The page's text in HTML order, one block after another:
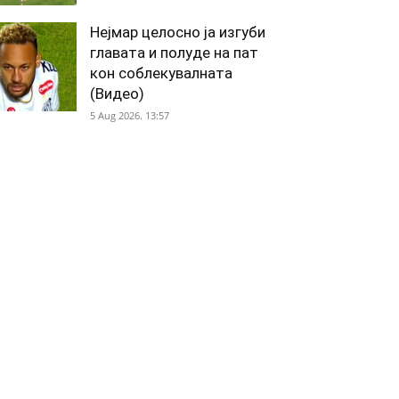
Нејмар целосно ја изгуби
главата и полуде на пат
кон соблекувалната
(Видео)
5 Aug 2026. 13:57